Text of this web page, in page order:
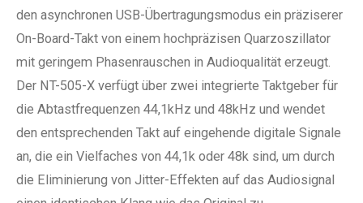
den asynchronen USB-Übertragungsmodus ein präziserer
On-Board-Takt von einem hochpräzisen Quarzoszillator
mit geringem Phasenrauschen in Audioqualität erzeugt.
Der NT-505-X verfügt über zwei integrierte Taktgeber für
die Abtastfrequenzen 44,1kHz und 48kHz und wendet
den entsprechenden Takt auf eingehende digitale Signale
an, die ein Vielfaches von 44,1k oder 48k sind, um durch
die Eliminierung von Jitter-Effekten auf das Audiosignal